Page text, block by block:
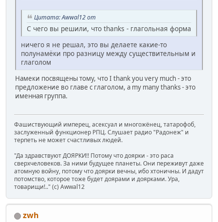
Цитата: Awwal12 от
С чего вы решили, что thanks - глагольная форма
ничего я не решал, это вы делаете какие-то
полунамёки про разницу между существительным и
глаголом
Намеки посвящены тому, что I thank you very much - это
предложение во главе с глаголом, а my many thanks - это
именная группа.
Фашиствующий имперец, асексуал и многожёнец, татарофоб,
заслуженный функционер РПЦ. Слушает радио "Радонеж" и
терпеть не может счастливых людей.
"Да здравствуют ДОЯРКИ!! Потому что доярки - это раса
сверхчеловеков. За ними будущее планеты. Они переживут даже
атомную войну, потому что доярки вечны, ибо хтоничны. И дадут
потомство, которое тоже будет доярами и доярками. Ура,
товарищи!.." (c) Awwal12
zwh